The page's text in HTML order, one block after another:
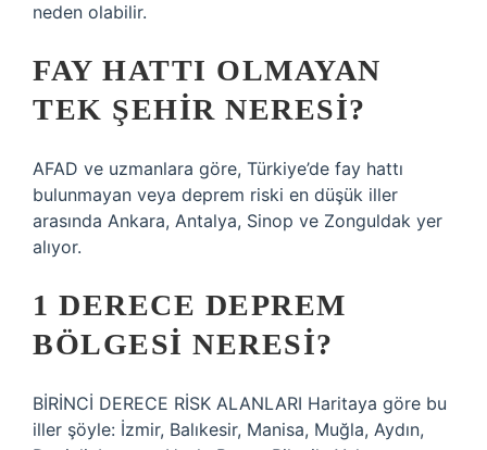
neden olabilir.
FAY HATTI OLMAYAN
TEK ŞEHIR NERESI?
AFAD ve uzmanlara göre, Türkiye’de fay hattı
bulunmayan veya deprem riski en düşük iller
arasında Ankara, Antalya, Sinop ve Zonguldak yer
alıyor.
1 DERECE DEPREM
BÖLGESI NERESI?
BİRİNCİ DERECE RİSK ALANLARI Haritaya göre bu
iller şöyle: İzmir, Balıkesir, Manisa, Muğla, Aydın,